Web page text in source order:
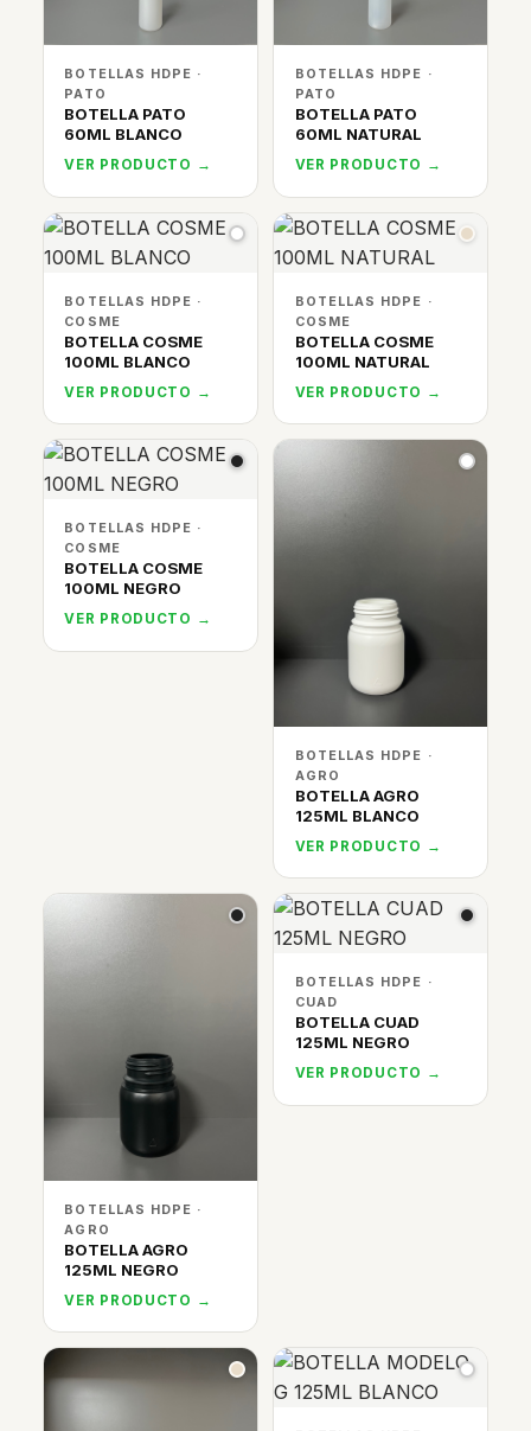
BOTELLAS HDPE ·
PATO
BOTELLA PATO
60ML BLANCO
VER PRODUCTO →
BOTELLAS HDPE ·
PATO
BOTELLA PATO
60ML NATURAL
VER PRODUCTO →
BOTELLAS HDPE ·
COSME
BOTELLA COSME
100ML BLANCO
VER PRODUCTO →
BOTELLAS HDPE ·
COSME
BOTELLA COSME
100ML NATURAL
VER PRODUCTO →
BOTELLAS HDPE ·
COSME
BOTELLA COSME
100ML NEGRO
VER PRODUCTO →
BOTELLAS HDPE ·
AGRO
BOTELLA AGRO
125ML BLANCO
VER PRODUCTO →
BOTELLAS HDPE ·
AGRO
BOTELLA AGRO
125ML NEGRO
VER PRODUCTO →
BOTELLAS HDPE ·
CUAD
BOTELLA CUAD
125ML NEGRO
VER PRODUCTO →